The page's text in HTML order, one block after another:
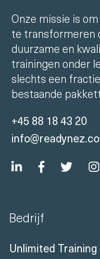
Onze missie is
te transformeren
duurzame en
trainingen onder
slechts een
bestaande
+45 88 18 43 20
Bedrijf
Unlimited Training